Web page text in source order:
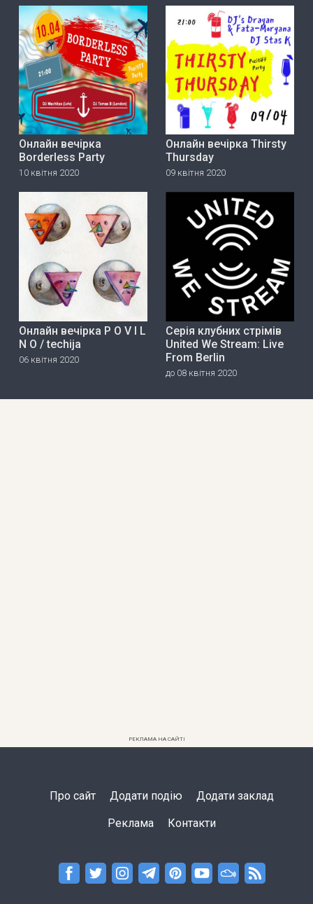
Онлайн вечірка
Borderless Party
10 квітня 2020
Онлайн вечірка Thirsty
Thursday
09 квітня 2020
Онлайн вечірка P O V I L
N O / techija
06 квітня 2020
Серія клубних стрімів
United We Stream: Live
From Berlin
до 08 квітня 2020
РЕКЛАМА НА САЙТІ
Про сайт Додати подію Додати заклад
Реклама Контакти